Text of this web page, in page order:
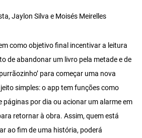
Jaylon Silva e Moisés Meirelles
como objetivo final incentivar a leitura
de abandonar um livro pela metade e de
para começar uma nova
simples: o app tem funções como
páginas por dia ou acionar um alarme em
retornar à obra. Assim, quem está
ao fim de uma história, poderá